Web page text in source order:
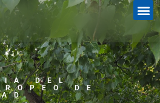
DEL
DE